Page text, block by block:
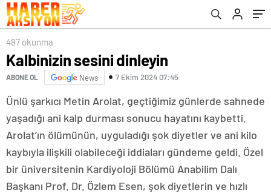
487 okunma
Kalbinizin sesini dinleyin
ABONE OL News 7 Ekim 2024 07:45
Ünlü şarkıcı Metin Arolat, geçtiğimiz günlerde sahnede
yaşadığı ani kalp durması sonucu hayatını kaybetti.
Arolat’ın ölümünün, uyguladığı şok diyetler ve ani kilo
kaybıyla ilişkili olabileceği iddiaları gündeme geldi. Özel
bir üniversitenin Kardiyoloji Bölümü Anabilim Dalı
Başkanı Prof. Dr. Özlem Esen, şok diyetlerin ve hızlı